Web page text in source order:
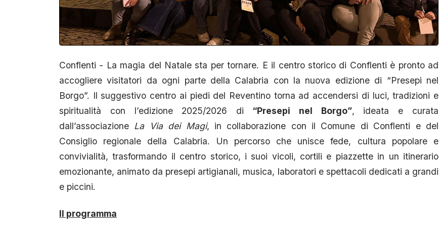
Conflenti - La magia del Natale sta per tornare. E il centro storico di Conflenti è pronto ad
accogliere visitatori da ogni parte della Calabria con la nuova edizione di “Presepi nel
Borgo”. Il suggestivo centro ai piedi del Reventino torna ad accendersi di luci, tradizioni e
spiritualità con l’edizione 2025/2026 di “Presepi nel Borgo”, ideata e curata
dall’associazione La Via dei Magi, in collaborazione con il Comune di Conflenti e del
Consiglio regionale della Calabria. Un percorso che unisce fede, cultura popolare e
convivialità, trasformando il centro storico, i suoi vicoli, cortili e piazzette in un itinerario
emozionante, animato da presepi artigianali, musica, laboratori e spettacoli dedicati a grandi
e piccini.
Il programma